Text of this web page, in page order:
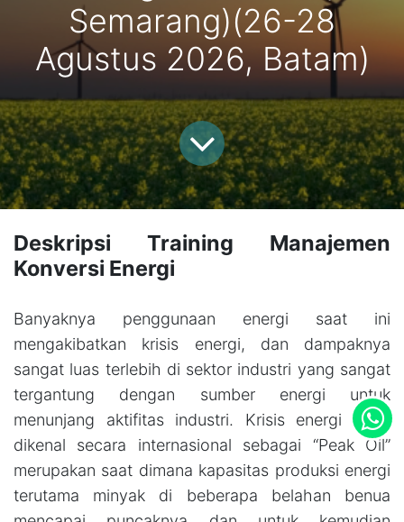
Semarang)(26-28
Agustus 2026, Batam)
Deskripsi Training Manajemen
Konversi Energi
Banyaknya penggunaan energi saat ini
mengakibatkan krisis energi, dan dampaknya
sangat luas terlebih di sektor industri yang sangat
tergantung dengan sumber energi untuk
menunjang aktifitas industri. Krisis energi yang
dikenal secara internasional sebagai “Peak Oil”
merupakan saat dimana kapasitas produksi energi
terutama minyak di beberapa belahan benua